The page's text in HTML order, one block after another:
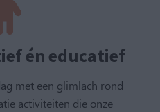
én educatief
met een glimlach rond
activiteiten die onze